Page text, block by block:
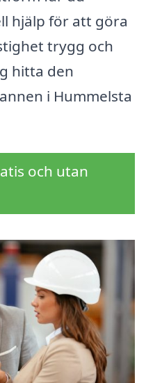
hjälp för att göra
trygg och
hitta den
i Hummelsta
och utan